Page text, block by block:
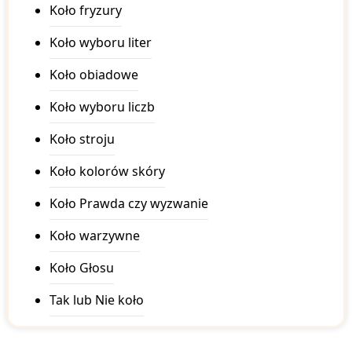
Gabon
Gambia
Georgia
Germany
Ghana
Greece
Grenada
Guatemala
Guinea
Guinea-Bissau
Guyana
Honduras
Hong Kong China
Hungary
Iceland
India
Indonesia
Iran
Koło fryzury
Koło wyboru liter
Koło obiadowe
Koło wyboru liczb
Koło stroju
Koło kolorów skóry
Koło Prawda czy wyzwanie
Koło warzywne
Koło Głosu
Tak lub Nie koło